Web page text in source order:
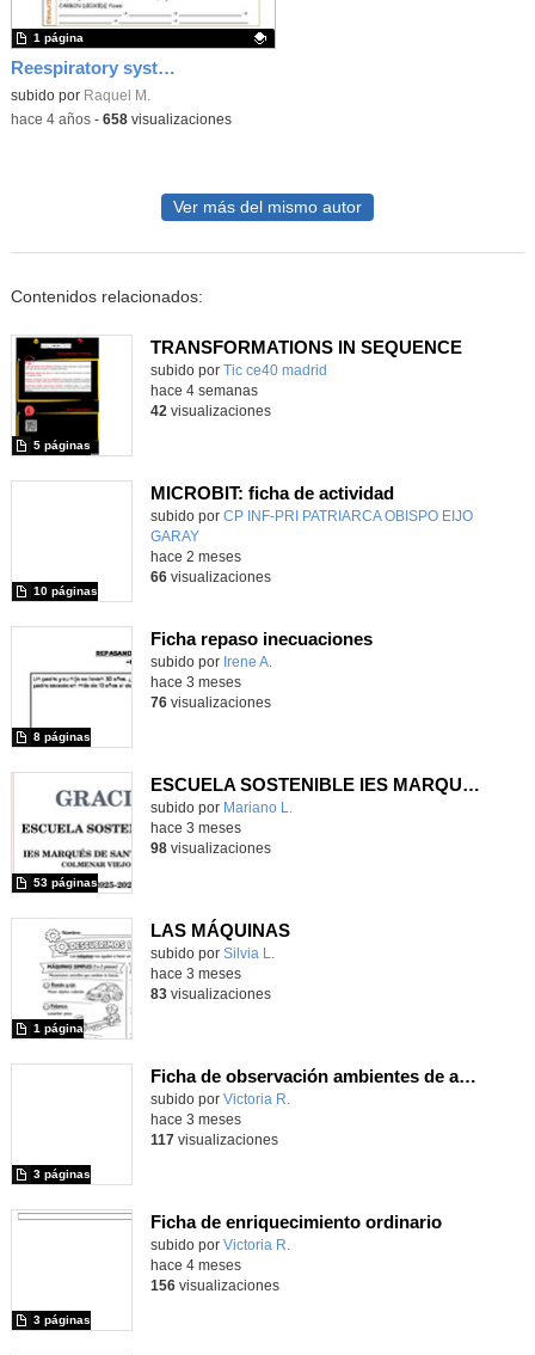
Reespiratory system
Contenido educativo.
subido por Raquel M.
1 página
-hace 4 años- 658visualizaciones
Ver más del mismo autor
Contenidos relacionados:
TRANSFORMATIONS IN SEQUENCE
subido por Tic ce40 madrid
5 páginas
hace 4 semanas
42 visualizaciones
MICROBIT: ficha de actividad
Contenido educativo.
subido por CP INF-PRI PATRIARCA OBISPO EIJO
GARAY
10 páginas
-
hace 2 meses
66visualizaciones
Ficha repaso inecuaciones
Contenido educativo.
subido por Irene A.
8 páginas
hace 3 meses
76visualizaciones
ESCUELA SOSTENIBLE IES MARQUÉS DE SANTILLANA 2026
Contenido educativo.
subido por Mariano L.
53 páginas
hace 3 meses
98visualizaciones
LAS MÁQUINAS
Contenido educativo.
subido por Silvia L.
1 página
hace 3 meses
83visualizaciones
Ficha de observación ambientes de aprendizaje
subido por Victoria R.
3 páginas
hace 3 meses
117visualizaciones
Ficha de enriquecimiento ordinario
subido por Victoria R.
3 páginas
hace 4 meses
156visualizaciones